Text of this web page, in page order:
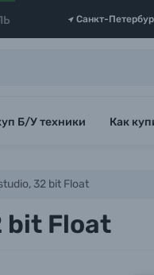
Санкт-
Б/У техники Как
32 bit Float
bit Float